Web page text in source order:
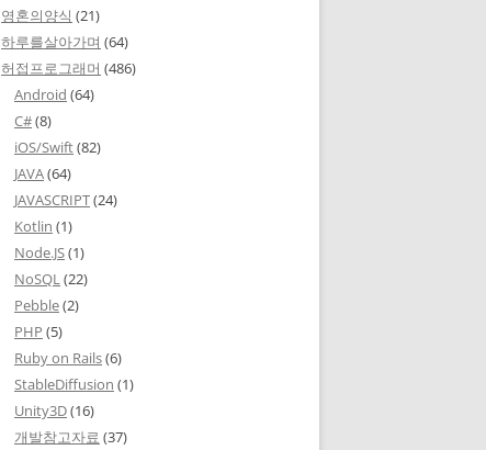
영혼의양식 (21)
하루를살아가며 (64)
허접프로그래머 (486)
Android (64)
C#(8)
iOS/Swift(82)
JAVA(64)
JAVASCRIPT(24)
Kotlin (1)
Node.JS(1)
NoSQL(22)
Pebble(2)
PHP (5)
Ruby on Rails(6)
StableDiffusion (1)
Unity3D(16)
개발참고자료 (37)